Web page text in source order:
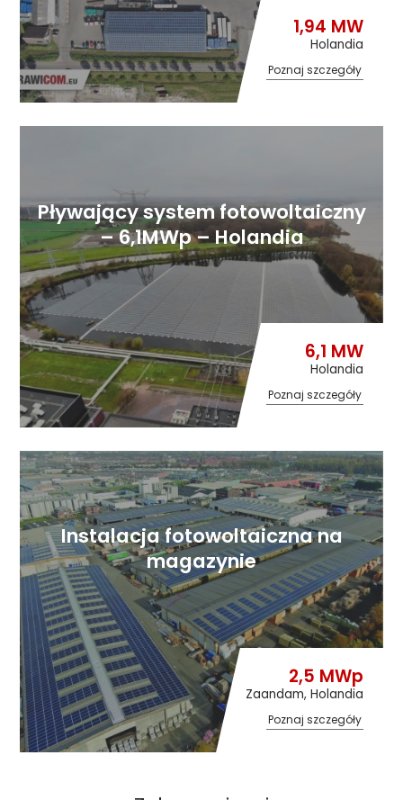
1,94 MW
Holandia
Poznaj szczegóły
Pływający system fotowoltaiczny
– 6,1MWp – Holandia
6,1 MW
Holandia
Poznaj szczegóły
Instalacja fotowoltaiczna na
magazynie
2,5 MWp
Zaandam, Holandia
Poznaj szczegóły